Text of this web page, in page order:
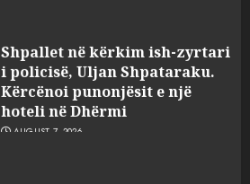
i policisë, Uljan Shpataraku.
Kërcënoi punonjësit e një
hoteli në Dhërmi
AUGUST 7, 2026